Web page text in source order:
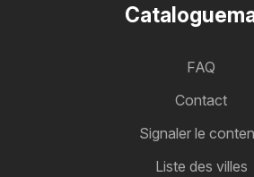
FAQ
Contact
Signaler le
Liste des villes